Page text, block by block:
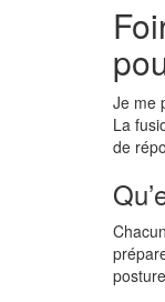
Je me
La
de